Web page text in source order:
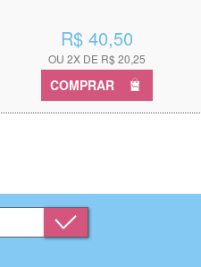
R$ 40,50
OU 2X DE R$ 20,25
COMPRAR